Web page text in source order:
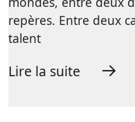
repères. Entre deux
talent
Lire la suite